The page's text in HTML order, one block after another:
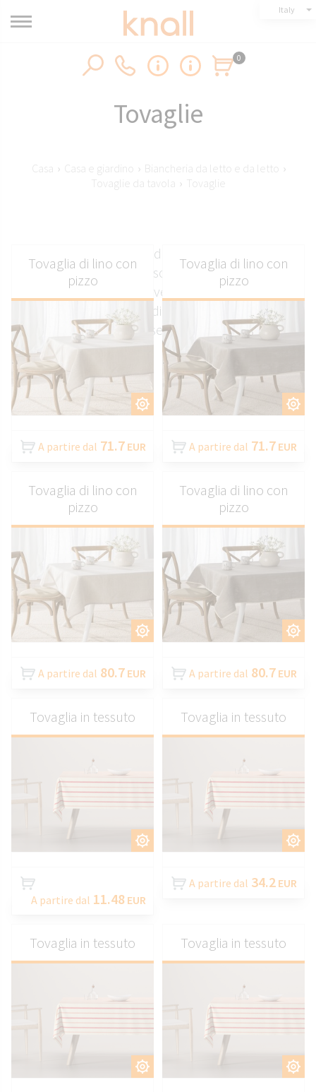
Italy
0
Tovaglie
Casa › Casa e giardino › Biancheria da letto e da letto
›
Tovaglie da tavola › Tovaglie
Tovaglie per tavoli rotondi e rettangolari realizzate
in cotone, lino, seta, viscosa, poliestere e sisal,
disponibili anche in versioni antimacchia.
Un'ampia selezione di tessuti a tinta unita e
fantasia per diverse apparecchiature.
PERSONALIZZARE
Tovaglia di lino con
pizzo
A partire dal 71.7 EUR
PERSONALIZZARE
Tovaglia di lino con
pizzo
A partire dal 71.7 EUR
PERSONALIZZARE
Tovaglia di lino con
pizzo
A partire dal 80.7 EUR
PERSONALIZZARE
Tovaglia di lino con
pizzo
A partire dal 80.7 EUR
Tovaglia in tessuto
A partire dal 11.48 EUR
Tovaglia in tessuto
A partire dal 34.2 EUR
Tovaglia in tessuto Tovaglia in tessuto